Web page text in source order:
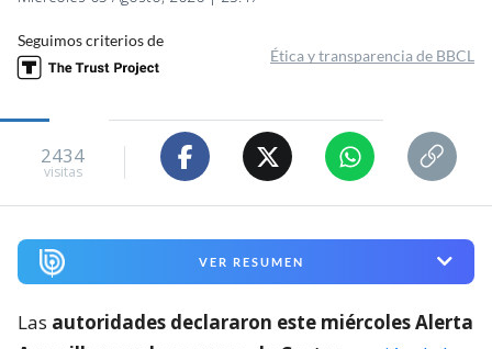
Seguimos criterios de
Ética y transparencia de BBCL
2434
visitas
VER RESUMEN
Las autoridades declararon este miércoles Alerta